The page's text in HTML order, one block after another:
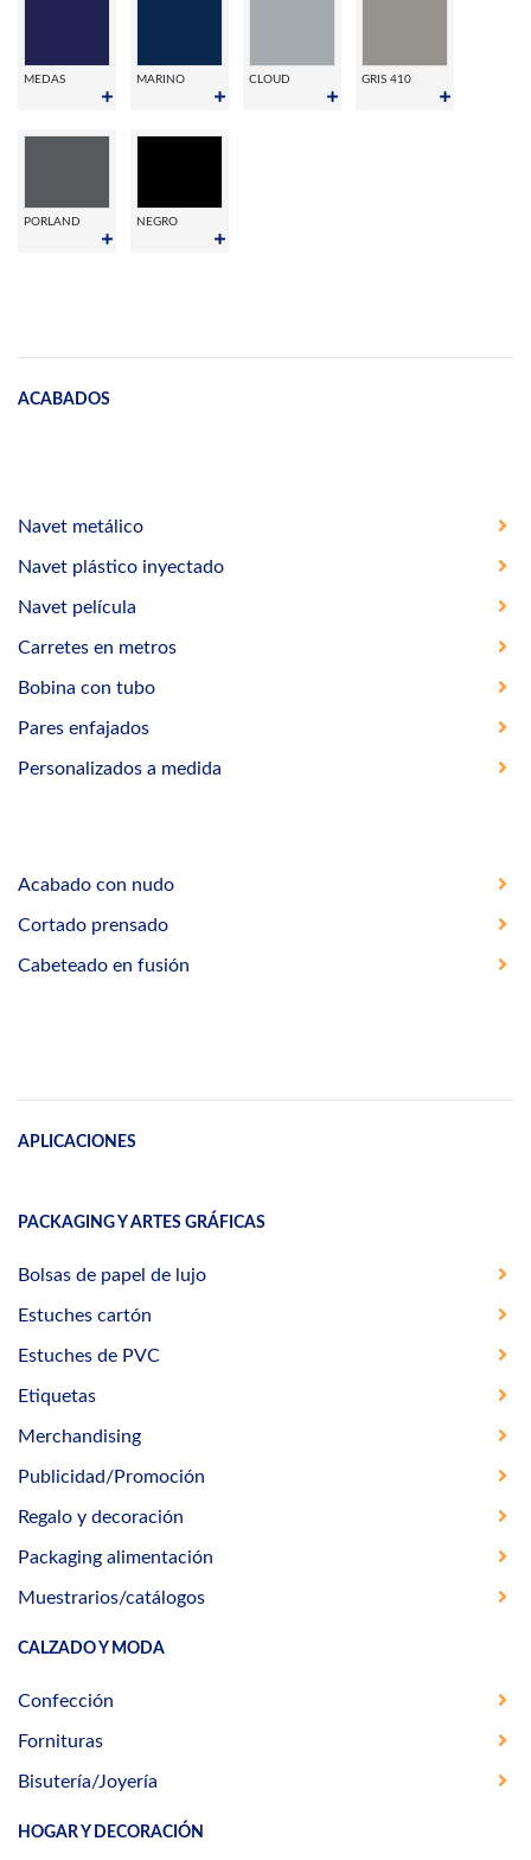
MEDAS MARINO CLOUD GRIS 410
PORLAND NEGRO
ACABADOS
Navet metálico
Navet plástico inyectado
Navet película
Carretes en metros
Bobina con tubo
Pares enfajados
Personalizados a medida
Acabado con nudo
Cortado prensado
Cabeteado en fusión
APLICACIONES
PACKAGING Y ARTES GRÁFICAS
Bolsas de papel de lujo
Estuches cartón
Estuches de PVC
Etiquetas
Merchandising
Publicidad/Promoción
Regalo y decoración
Packaging alimentación
Muestrarios/catálogos
CALZADO Y MODA
Confección
Fornituras
Bisutería/Joyería
HOGAR Y DECORACIÓN